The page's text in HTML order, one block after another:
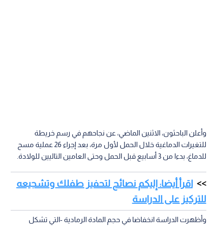
وأعلن الباحثون، الاثنين الماضي، عن نجاحهم في رسم خريطة
للتغيرات الدماغية خلال الحمل لأول مرة، بعد إجراء 26 عملية مسح
للدماغ، بدءا من 3 أسابيع قبل الحمل وحتى العامين التاليين للولادة.
اقرأ أيضا: إليكم نصائح لتحفيز طفلك وتشجيعه
للتركيز على الدراسة
وأظهرت الدراسة انخفاضا في حجم المادة الرمادية -التي تشكل